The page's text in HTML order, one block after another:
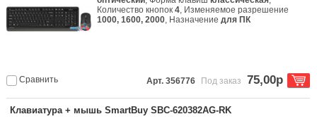
Количество кнопок4, Изменяемое разрешение
1000, 1600, 2000, Назначениедля ПК
Сравнить Арт. 356776 Под заказ 75,00р
Клавиатура + мышь SmartBuy SBC-620382AG-RK